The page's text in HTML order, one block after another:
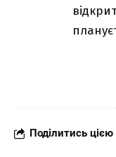
Поділитись